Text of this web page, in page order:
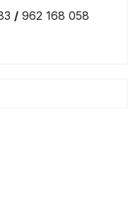
/ 962 168 058